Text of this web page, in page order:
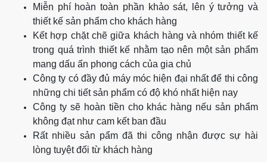
Miễn phí hoàn toàn phần khảo sát, lên ý tưởng và
thiết kế sản phẩm cho khách hàng
Kết hợp chặt chẽ giữa khách hàng và nhóm thiết kế
trong quá trình thiết kế nhằm tạo nên một sản phẩm
mang dấu ấn phong cách của gia chủ
Công ty có đầy đủ máy móc hiện đại nhất để thi công
những chi tiết sản phẩm có độ khó nhất hiện nay
Công ty sẽ hoàn tiền cho khác hàng nếu sản phẩm
không đạt như cam kết ban đầu
Rất nhiều sản pẩm đã thi công nhận được sự hài
lòng tuyệt đối từ khách hàng